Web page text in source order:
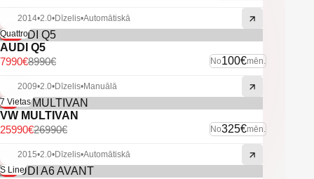
2014•2.0•Dīzelis•Automātiskā
-11%
Quattro
AUDI Q5
No100€mēn.
8990€
7990€
2009•2.0•Dīzelis•Manuālā
-4%
7 Vietas
VW MULTIVAN
No325€mēn.
26990€
25990€
2015•2.0•Dīzelis•Automātiskā
-6%
S Line